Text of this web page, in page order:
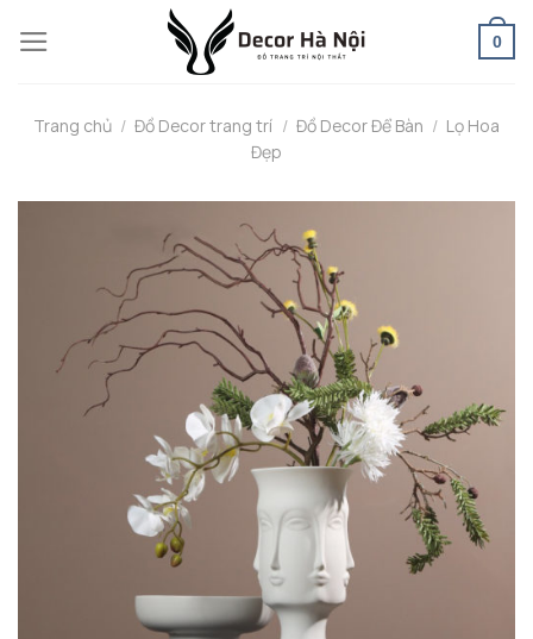
to
0
Trang chủ / Đồ Decor trang trí / Đồ Decor Để Bàn / Lọ Hoa
Đẹp